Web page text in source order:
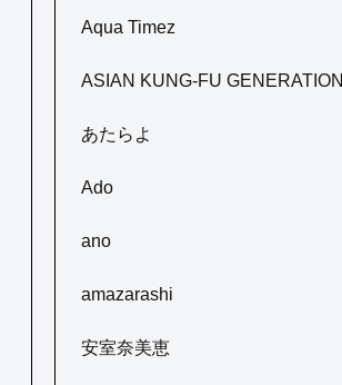
Aqua Timez
ASIAN KUNG-FU GENERATION
あたらよ
Ado
ano
amazarashi
安室奈美恵